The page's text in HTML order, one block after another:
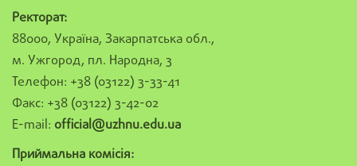
Ректорат:
88000, Україна, Закарпатська обл.,
м. Ужгород, пл. Народна, 3
Телефон: +38 (03122) 3-33-41
Факс: +38 (03122) 3-42-02
E-mail: official@uzhnu.edu.ua
Приймальна комісія: